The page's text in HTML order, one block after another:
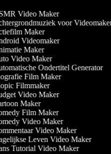
Video Maker
voor Videomaker
Maker
Videomaker
Maker
Video Maker
Ondertitel Generator
Film Maker
Filmmaker
Video Maker
Maker
Film Maker
Video Maker
Video Maker
Leven Video Maker
Tutorial Video Maker